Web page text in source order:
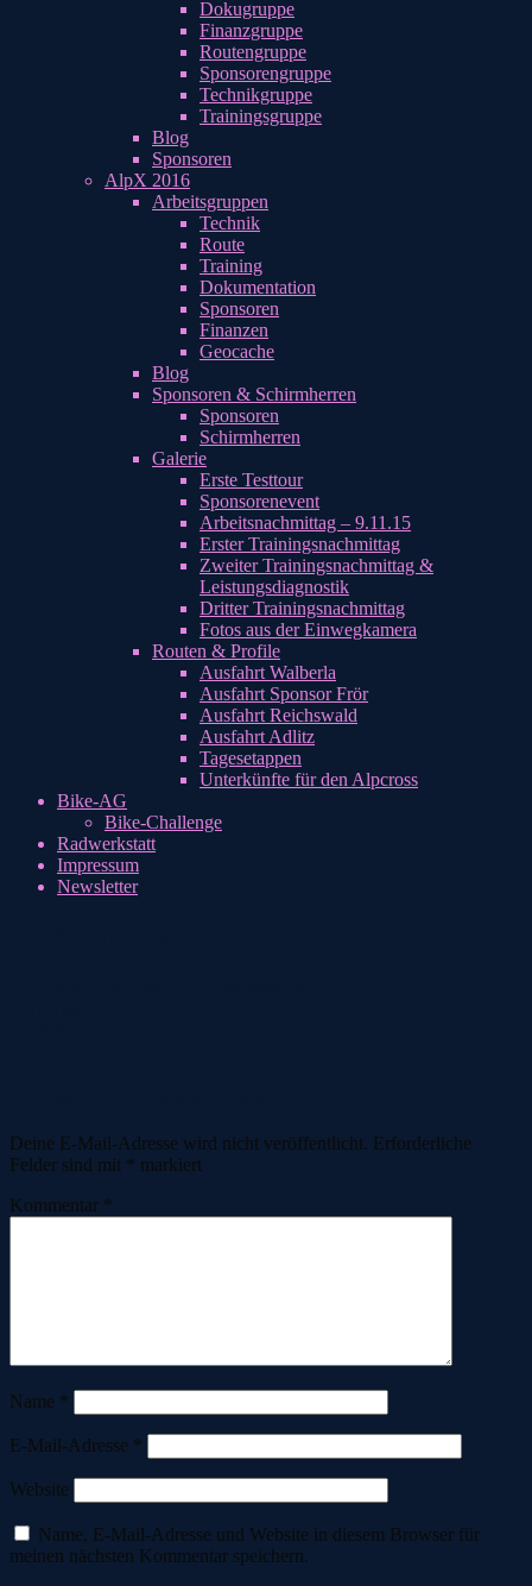
Dokugruppe
Finanzgruppe
Routengruppe
Sponsorengruppe
Technikgruppe
Trainingsgruppe
Blog
Sponsoren
AlpX 2016
Arbeitsgruppen
Technik
Route
Training
Dokumentation
Sponsoren
Finanzen
Geocache
Blog
Sponsoren & Schirmherren
Sponsoren
Schirmherren
Galerie
Erste Testtour
Sponsorenevent
Arbeitsnachmittag – 9.11.15
Erster Trainingsnachmittag
Zweiter Trainingsnachmittag &
Leistungsdiagnostik
Dritter Trainingsnachmittag
Fotos aus der Einwegkamera
Routen & Profile
Ausfahrt Walberla
Ausfahrt Sponsor Frör
Ausfahrt Reichswald
Ausfahrt Adlitz
Tagesetappen
Unterkünfte für den Alpcross
Bike-AG
Bike-Challenge
Radwerkstatt
Impressum
Newsletter
Deine E-Mail-Adresse wird nicht veröffentlicht. Erforderliche
Felder sind mit * markiert
Kommentar *
Name *
E-Mail-Adresse *
Website
Name, E-Mail-Adresse und Website in diesem Browser für
meinen nächsten Kommentar speichern.